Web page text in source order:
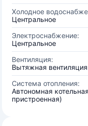
Холодное
Центральное
Электроснабжение:
Центральное
Вентиляция:
Вытяжная вентиляция
Система отопления:
Автономная
пристроенная)